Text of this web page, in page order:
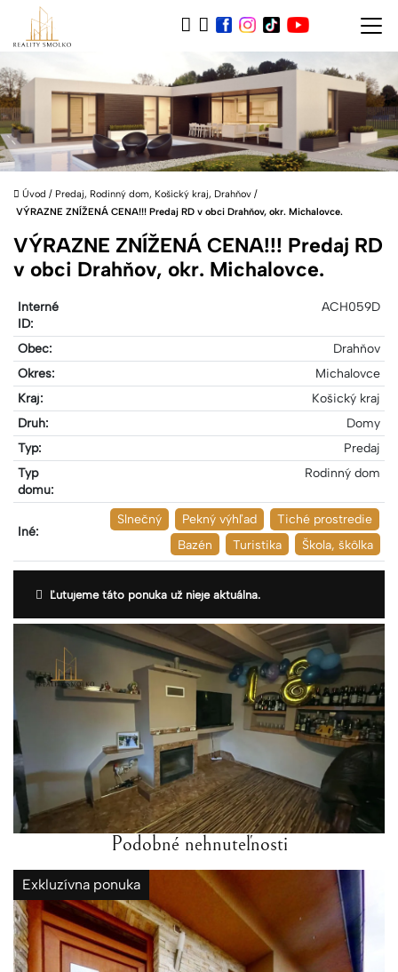
Úvod / Predaj, Rodinný dom, Košický kraj, Drahňov /
VÝRAZNE ZNÍŽENÁ CENA!!! Predaj RD v obci Drahňov, okr. Michalovce.
VÝRAZNE ZNÍŽENÁ CENA!!! Predaj RD
v obci Drahňov, okr. Michalovce.
Interné
ID:
ACH059D
Obec:
Drahňov
Okres:
Michalovce
Kraj:
Košický kraj
Druh:
Domy
Typ:
Predaj
Typ
domu:
Rodinný dom
Iné:
Slnečný Pekný výhľad
Tiché prostredie
Bazén
Turistika Škola, škôlka
Ľutujeme táto ponuka už nieje aktuálna.
Podobné nehnuteľnosti
Exkluzívna ponuka